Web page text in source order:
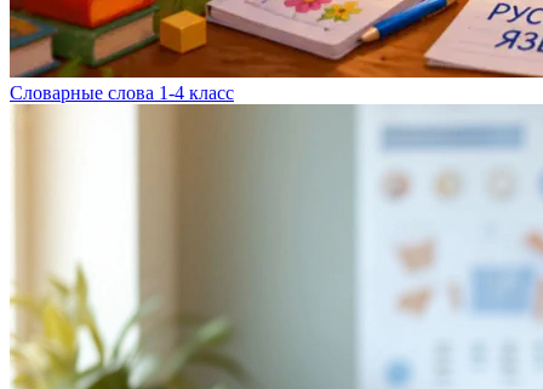
Словарные слова 1-4 класс